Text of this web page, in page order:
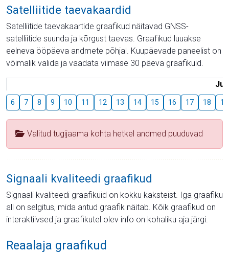
Satelliitide taevakaardid
Satelliitide taevakaartide graafikud näitavad GNSS-
satelliitide suunda ja kõrgust taevas. Graafikud luuakse
eelneva ööpäeva andmete põhjal. Kuupäevade paneelist on
võimalik valida ja vaadata viimase 30 päeva graafikuid.
6 7 8 9 10 11 12 13 14 15 16 17 18 19
Valitud tugijaama kohta hetkel andmed puuduvad
Signaali kvaliteedi graafikud
Signaali kvaliteedi graafikuid on kokku kaksteist. Iga graafiku
all on selgitus, mida antud graafik näitab. Kõik graafikud on
interaktiivsed ja graafikutel olev info on kohaliku aja järgi.
Reaalaja graafikud